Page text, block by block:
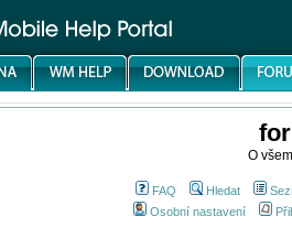
O
FAQ Hledat
Osobní nastavení